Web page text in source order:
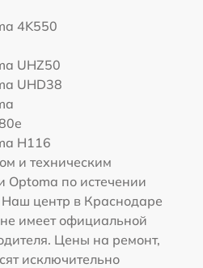
4K550
UHZ50
UHD38
H116
и техническим
Optoma по истечении
центр в Краснодаре
имеет официальной
Цены на ремонт,
исключительно